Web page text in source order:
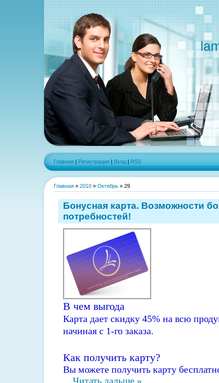
Главная | Регистрация | Вход | RSS
Главная » 2010 » Октябрь » 29
Бонусная карта. Возможности
потребностей!
В чем выгода
Карта дает скидку 45% на всю
начиная с 1-го заказа.
Как получить карту?
Вы можете получить карту
... Читать дальше »